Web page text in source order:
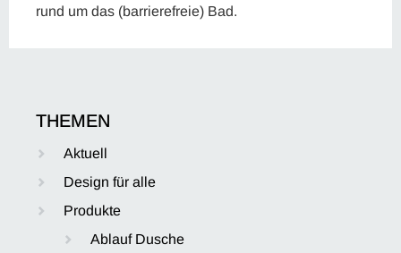
rund um das (barrierefreie) Bad.
THEMEN
Aktuell
Design für alle
Produkte
Ablauf Dusche